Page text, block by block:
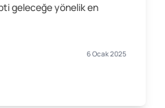
geleceğe yönelik en
6 Ocak 2025